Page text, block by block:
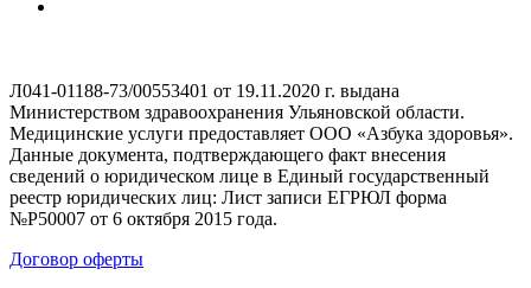
Л041-01188-73/00553401 от 19.11.2020 г. выдана
Министерством здравоохранения Ульяновской области.
Медицинские услуги предоставляет ООО «Азбука здоровья».
Данные документа, подтверждающего факт внесения
сведений о юридическом лице в Единый государственный
реестр юридических лиц: Лист записи ЕГРЮЛ форма
№Р50007 от 6 октября 2015 года.
Договор оферты